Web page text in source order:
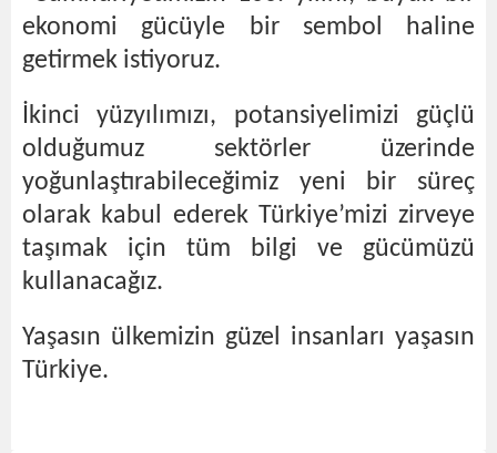
ekonomi gücüyle bir sembol haline
getirmek istiyoruz.
İkinci yüzyılımızı, potansiyelimizi güçlü
olduğumuz sektörler üzerinde
yoğunlaştırabileceğimiz yeni bir süreç
olarak kabul ederek Türkiye’mizi zirveye
taşımak için tüm bilgi ve gücümüzü
kullanacağız.
Yaşasın ülkemizin güzel insanları yaşasın
Türkiye.